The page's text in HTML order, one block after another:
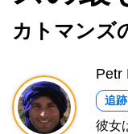
カトマンズ
Petr
追跡
彼女